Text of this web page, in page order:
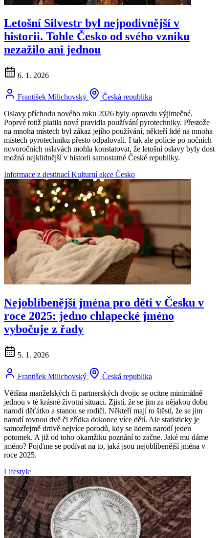
Letošní Silvestr byl nejpodivnější v
historii. Tohle Česko od svého vzniku
nezažilo ani jednou
6. 1. 2026
František Milichovský
Česká republika
Oslavy příchodu nového roku 2026 byly opravdu výjimečné.
Poprvé totiž platila nová pravidla používání pyrotechniky. Přestože
na mnoha místech byl zákaz jejího používání, někteří lidé na mnoha
místech pyrotechniku přesto odpalovali. I tak ale policie po nočních
novoročních oslavách mohla konstatovat, že letošní oslavy byly dost
možná nejklidnější v historii samostatné České republiky.
Informace z destinací Kulturní akce Česko
Nejoblíbenější jména pro děti v Česku v
roce 2025: jedno chlapecké jméno
vybočuje z řady
5. 1. 2026
František Milichovský
Česká republika
Většina manželských či partnerských dvojic se ocitne minimálně
jednou v té krásné životní situaci. Zjistí, že se jim za nějakou dobu
narodí děťátko a stanou se rodiči. Někteří mají to štěstí, že se jim
narodí rovnou dvě či zřídka dokonce více dětí. Ale statisticky je
samozřejmě drtivě nejvíce porodů, kdy se lidem narodí jeden
potomek. A již od toho okamžiku poznání to začne. Jaké mu dáme
jméno? Pojďme se podívat na to, jaká jsou nejoblíbenější jména v
roce 2025.
Lifestyle